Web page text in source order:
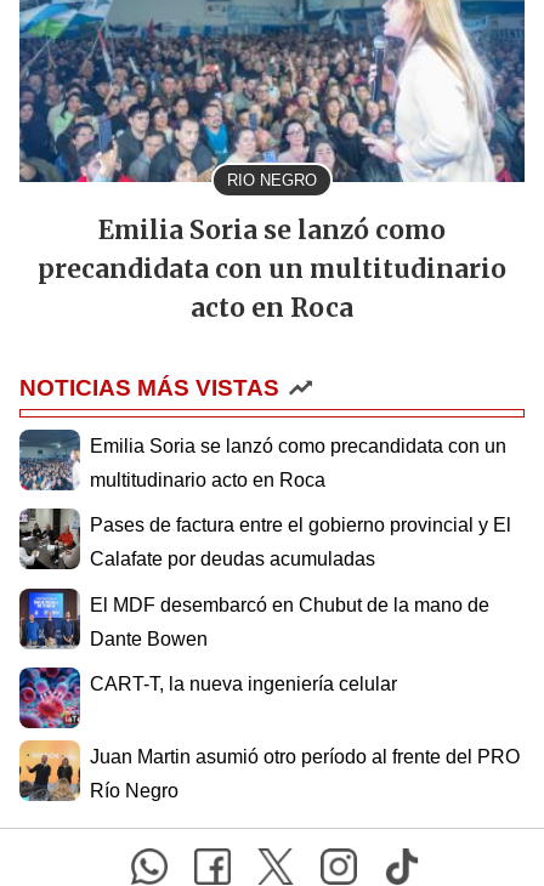
RIO NEGRO
Emilia Soria se lanzó como
precandidata con un multitudinario
acto en Roca
NOTICIAS MÁS VISTAS
Emilia Soria se lanzó como precandidata con un
multitudinario acto en Roca
Pases de factura entre el gobierno provincial y El
Calafate por deudas acumuladas
El MDF desembarcó en Chubut de la mano de
Dante Bowen
CART-T, la nueva ingeniería celular
Juan Martin asumió otro período al frente del PRO
Río Negro